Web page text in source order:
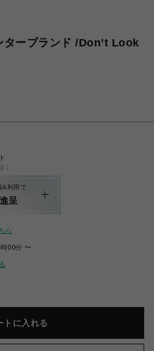
ーブランド /Don’t Look
く
&利用で
呈
ら
00分 〜
トに入れる